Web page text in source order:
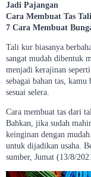
Jadi Pajangan
Cara Membuat Tas
7 Cara Membuat
Tali kur biasanya
sangat mudah dibentuk
menjadi kerajinan
sebagai bahan tas,
sesuai selera.
Cara membuat tas dari
Bahkan, jika sudah
keinginan dengan
untuk dijadikan usaha.
sumber, Jumat (13/8/